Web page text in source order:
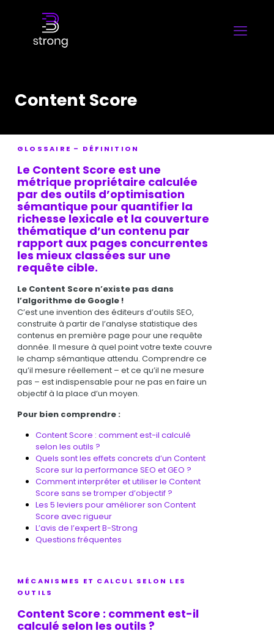
Content Score
GLOSSAIRE – DÉFINITION
Le Content Score est une
métrique propriétaire calculée
par des outils d’optimisation
sémantique pour quantifier la
richesse lexicale et la couverture
thématique d’un contenu par
rapport aux pages concurrentes
les mieux classées sur une
requête cible.
Le Content Score n’existe pas dans
l’algorithme de Google !
C’est une invention des éditeurs d’outils SEO,
construite à partir de l’analyse statistique des
contenus en première page pour une requête
donnée. Il mesure à quel point votre texte couvre
le champ sémantique attendu. Comprendre ce
qu’il mesure réellement – et ce qu’il ne mesure
pas – est indispensable pour ne pas en faire un
objectif à la place d’un moyen.
Pour bien comprendre :
Content Score : comment est-il calculé
selon les outils ?
Quels sont les effets concrets d’un Content
Score sur la performance SEO et GEO ?
Comment interpréter et utiliser le Content
Score sans se tromper d’objectif ?
Les 5 leviers pour améliorer son Content
Score avec rigueur
L’avis de l’expert B-Strong
Questions fréquentes
MÉCANISMES ET CALCUL SELON LES
OUTILS
Content Score : comment est-il
calculé selon les outils ?